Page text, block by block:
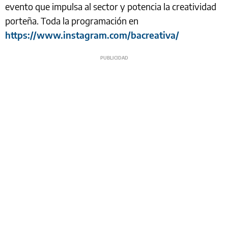
evento que impulsa al sector y potencia la creatividad
porteña. Toda la programación en
https://www.instagram.com/bacreativa/